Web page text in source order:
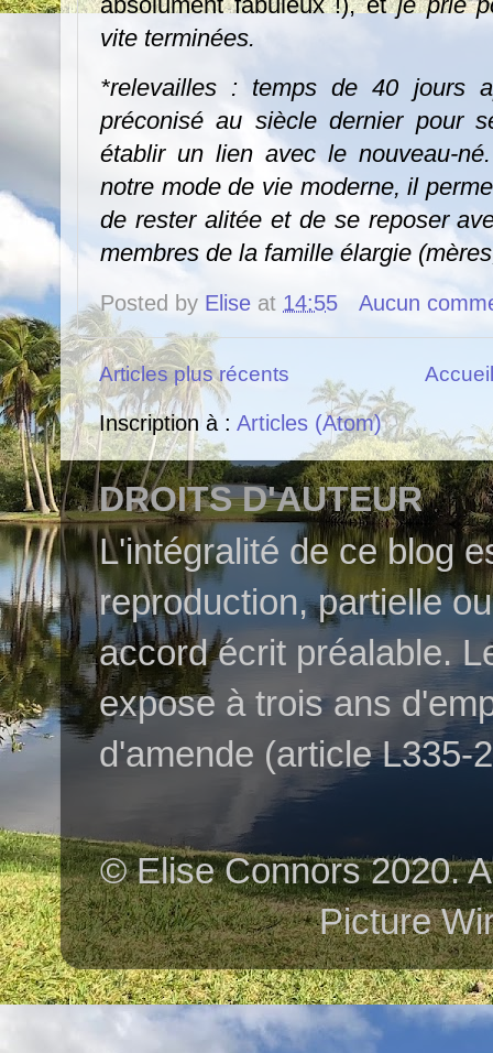
vite terminées.
*relevailles : temps de 40 jours
préconisé au siècle dernier pour
établir un lien avec le nouveau-
notre mode de vie moderne, il
de rester alitée et de se reposer
membres de la famille élargie
Posted by Elise at 14:55 Aucun
Articles plus récents
Inscription à : Articles (Atom)
DROITS D'AUTEUR
L'intégralité de ce blog
reproduction, partielle
accord écrit préalable.
expose à trois ans
d'amende (article L335-
© Elise Connors 2020.
Picture